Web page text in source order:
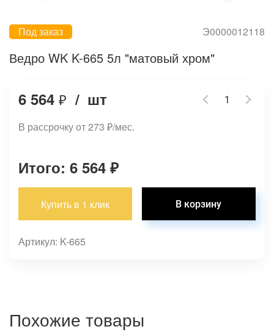
Под заказ Э0000012118
Ведро WK K-665 5л "матовый хром"
6 564 ₽ / шт
В рассрочку от 273 ₽/мес.
Итого: 6 564 ₽
Купить в 1 клик
Артикул: K-665
Похожие товары